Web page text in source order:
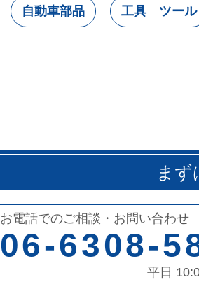
自動車部品 工具 ツール
まず
お電話でのご相談・お問い合わせ
06-6308-
平日